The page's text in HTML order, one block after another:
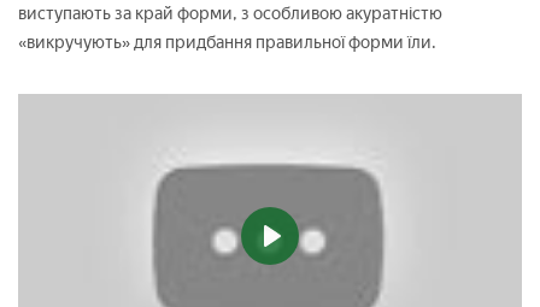
виступають за край форми, з особливою акуратністю
«викручують» для придбання правильної форми їли.
Play